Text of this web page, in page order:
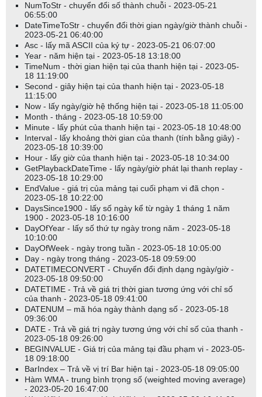
NumToStr - chuyển đổi số thành chuỗi - 2023-05-21
06:55:00
DateTimeToStr - chuyển đổi thời gian ngày/giờ thành chuỗi -
2023-05-21 06:40:00
Asc - lấy mã ASCII của ký tự - 2023-05-21 06:07:00
Year - năm hiện tại - 2023-05-18 13:18:00
TimeNum - thời gian hiện tại của thanh hiện tại - 2023-05-
18 11:19:00
Second - giây hiện tại của thanh hiện tại - 2023-05-18
11:15:00
Now - lấy ngày/giờ hệ thống hiện tại - 2023-05-18 11:05:00
Month - tháng - 2023-05-18 10:59:00
Minute - lấy phút của thanh hiện tại - 2023-05-18 10:48:00
Interval - lấy khoảng thời gian của thanh (tính bằng giây) -
2023-05-18 10:39:00
Hour - lấy giờ của thanh hiện tại - 2023-05-18 10:34:00
GetPlaybackDateTime - lấy ngày/giờ phát lại thanh replay -
2023-05-18 10:29:00
EndValue - giá trị của mảng tại cuối phạm vi đã chọn -
2023-05-18 10:22:00
DaysSince1900 - lấy số ngày kể từ ngày 1 tháng 1 năm
1900 - 2023-05-18 10:16:00
DayOfYear - lấy số thứ tự ngày trong năm - 2023-05-18
10:10:00
DayOfWeek - ngày trong tuần - 2023-05-18 10:05:00
Day - ngày trong tháng - 2023-05-18 09:59:00
DATETIMECONVERT - Chuyển đổi định dạng ngày/giờ -
2023-05-18 09:50:00
DATETIME - Trả về giá trị thời gian tương ứng với chỉ số
của thanh - 2023-05-18 09:41:00
DATENUM – mã hóa ngày thành dạng số - 2023-05-18
09:36:00
DATE - Trả về giá trị ngày tương ứng với chỉ số của thanh -
2023-05-18 09:26:00
BEGINVALUE - Giá trị của mảng tại đầu phạm vi - 2023-05-
18 09:18:00
BarIndex – Trả về vị trí Bar hiện tại - 2023-05-18 09:05:00
Hàm WMA - trung bình trọng số (weighted moving average)
- 2023-05-20 16:47:00